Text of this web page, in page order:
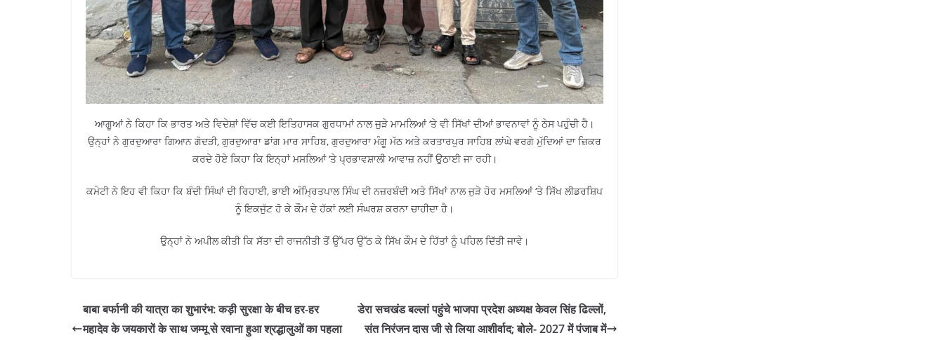
ਆਗੂਆਂ ਨੇ ਕਿਹਾ ਕਿ ਭਾਰਤ ਅਤੇ ਵਿਦੇਸ਼ਾਂ ਵਿੱਚ ਕਈ ਇਤਿਹਾਸਕ ਗੁਰਧਾਮਾਂ ਨਾਲ ਜੁੜੇ ਮਾਮਲਿਆਂ ‘ਤੇ ਵੀ ਸਿੱਖਾਂ ਦੀਆਂ ਭਾਵਨਾਵਾਂ ਨੂੰ ਠੇਸ ਪਹੁੰਚੀ ਹੈ।
ਉਨ੍ਹਾਂ ਨੇ ਗੁਰਦੁਆਰਾ ਗਿਆਨ ਗੋਦੜੀ, ਗੁਰਦੁਆਰਾ ਡਾਂਗ ਮਾਰ ਸਾਹਿਬ, ਗੁਰਦੁਆਰਾ ਮੰਗੂ ਮੱਠ ਅਤੇ ਕਰਤਾਰਪੁਰ ਸਾਹਿਬ ਲਾਂਘੇ ਵਰਗੇ ਮੁੱਦਿਆਂ ਦਾ ਜ਼ਿਕਰ
ਕਰਦੇ ਹੋਏ ਕਿਹਾ ਕਿ ਇਨ੍ਹਾਂ ਮਸਲਿਆਂ ‘ਤੇ ਪ੍ਰਭਾਵਸ਼ਾਲੀ ਆਵਾਜ਼ ਨਹੀਂ ਉਠਾਈ ਜਾ ਰਹੀ।
ਕਮੇਟੀ ਨੇ ਇਹ ਵੀ ਕਿਹਾ ਕਿ ਬੰਦੀ ਸਿੰਘਾਂ ਦੀ ਰਿਹਾਈ, ਭਾਈ ਅੰਮ੍ਰਿਤਪਾਲ ਸਿੰਘ ਦੀ ਨਜ਼ਰਬੰਦੀ ਅਤੇ ਸਿੱਖਾਂ ਨਾਲ ਜੁੜੇ ਹੋਰ ਮਸਲਿਆਂ ‘ਤੇ ਸਿੱਖ ਲੀਡਰਸ਼ਿਪ
ਨੂੰ ਇਕਜੁੱਟ ਹੋ ਕੇ ਕੌਮ ਦੇ ਹੱਕਾਂ ਲਈ ਸੰਘਰਸ਼ ਕਰਨਾ ਚਾਹੀਦਾ ਹੈ।
ਉਨ੍ਹਾਂ ਨੇ ਅਪੀਲ ਕੀਤੀ ਕਿ ਸੱਤਾ ਦੀ ਰਾਜਨੀਤੀ ਤੋਂ ਉੱਪਰ ਉੱਠ ਕੇ ਸਿੱਖ ਕੌਮ ਦੇ ਹਿੱਤਾਂ ਨੂੰ ਪਹਿਲ ਦਿੱਤੀ ਜਾਵੇ।
बाबा बर्फानी की यात्रा का शुभारंभ: कड़ी सुरक्षा के बीच हर-हर
महादेव के जयकारों के साथ जम्मू से रवाना हुआ श्रद्धालुओं का पहला
डेरा सचखंड बल्लां पहुंचे भाजपा प्रदेश अध्यक्ष केवल सिंह ढिल्लों,
संत निरंजन दास जी से लिया आशीर्वाद; बोले- 2027 में पंजाब में